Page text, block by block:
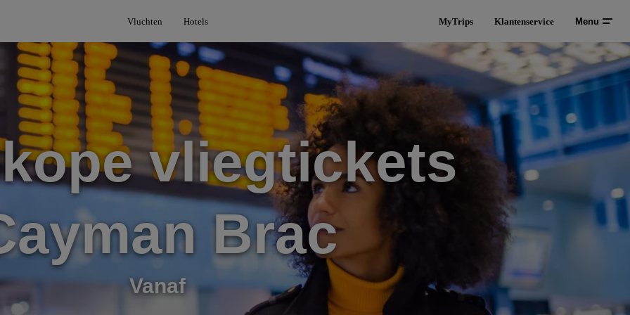
Vluchten Hotels MyTrips Klantenservice Menu
vliegtickets
Brac
Vanaf